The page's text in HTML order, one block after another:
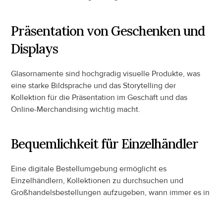
Präsentation von Geschenken und
Displays
Glasornamente sind hochgradig visuelle Produkte, was
eine starke Bildsprache und das Storytelling der
Kollektion für die Präsentation im Geschäft und das
Online-Merchandising wichtig macht.
Bequemlichkeit für Einzelhändler
Eine digitale Bestellumgebung ermöglicht es
Einzelhändlern, Kollektionen zu durchsuchen und
Großhandelsbestellungen aufzugeben, wann immer es in